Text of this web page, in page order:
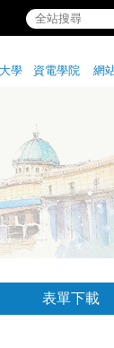
學
資電學院 網
表單下載